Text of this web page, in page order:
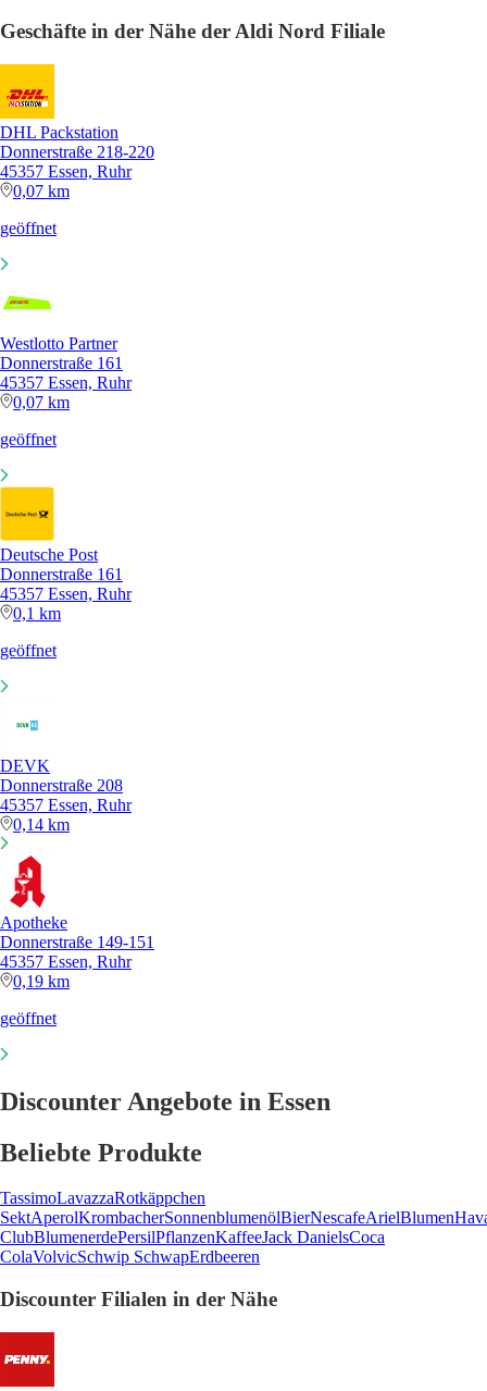
Geschäfte in der Nähe der Aldi Nord Filiale
DHL Packstation
Donnerstraße 218-220
45357 Essen, Ruhr
0,07 km
geöffnet
Westlotto Partner
Donnerstraße 161
45357 Essen, Ruhr
0,07 km
geöffnet
Deutsche Post
Donnerstraße 161
45357 Essen, Ruhr
0,1 km
geöffnet
DEVK
Donnerstraße 208
45357 Essen, Ruhr
0,14 km
Apotheke
Donnerstraße 149-151
45357 Essen, Ruhr
0,19 km
geöffnet
Discounter Angebote in Essen
Beliebte Produkte
TassimoLavazzaRotkäppchen
SektAperolKrombacherSonnenblumenölBierNescafeArielBlumen
ClubBlumenerdePersilPflanzenKaffeeJack DanielsCoca
ColaVolvicSchwip SchwapErdbeeren
Discounter Filialen in der Nähe